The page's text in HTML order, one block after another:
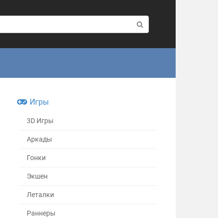
Игры
3D Игры
Аркады
Гонки
Экшен
Леталки
Раннеры